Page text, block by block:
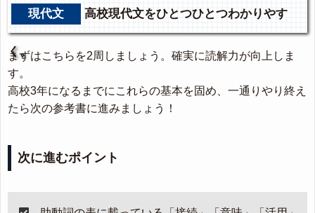
現代文 高校現代文をひとつひとつわかりやす
く。
まずはこちらを2周しましょう。確実に読解力が向上しま
す。
高校3年になるまでにこれらの基本を固め、一通りやり終え
たら次の参考書に進みましょう！
次に進むポイント